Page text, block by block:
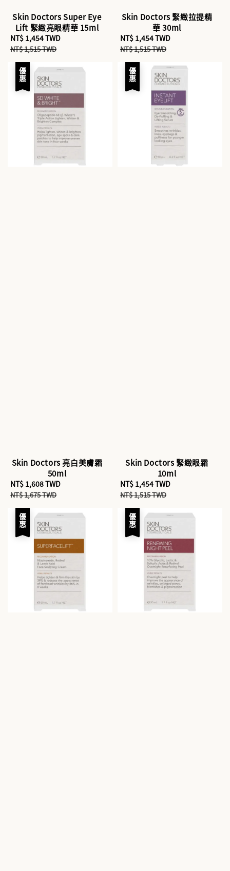
Skin Doctors Super Eye
Lift 緊緻亮眼精華 15ml
Sale
price
NT$ 1,454 TWD
NT$ 1,515 TWD
Skin Doctors 緊緻拉提精
華 30ml
Sale
price
NT$ 1,454 TWD
NT$ 1,515 TWD
優惠
Skin Doctors 亮白美膚霜
50ml
Sale
price
NT$ 1,608 TWD
NT$ 1,675 TWD
優惠
Skin Doctors 緊緻眼霜
10ml
Sale
price
NT$ 1,454 TWD
NT$ 1,515 TWD
優惠 優惠